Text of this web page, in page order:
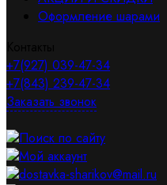
Оформление шарами
+7(927) 039-47-34
+7(843) 239-47-34
Заказать звонок
Поиск по сайту
Мой аккаунт
dostavka-sharikov@mail.ru